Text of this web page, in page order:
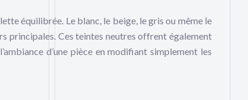
équilibrée. Le blanc, le beige, le gris ou même le
principales. Ces teintes neutres offrent également
d’une pièce en modifiant simplement les